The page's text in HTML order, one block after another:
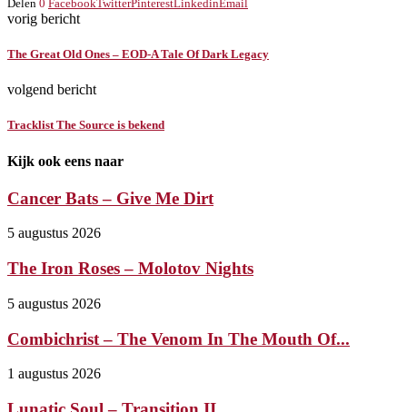
Delen 0 FacebookTwitterPinterest Linkedin Email
vorig bericht
The Great Old Ones – EOD-A Tale Of Dark Legacy
volgend bericht
Tracklist The Source is bekend
Kijk ook eens naar
Cancer Bats – Give Me Dirt
5 augustus 2026
The Iron Roses – Molotov Nights
5 augustus 2026
Combichrist – The Venom In The Mouth Of...
1 augustus 2026